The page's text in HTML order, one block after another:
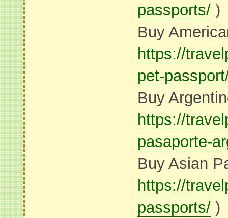
passports/ )
Buy
https://
pet-
Buy
https://
pasaporte-
Buy Asian
https://
passports/ )